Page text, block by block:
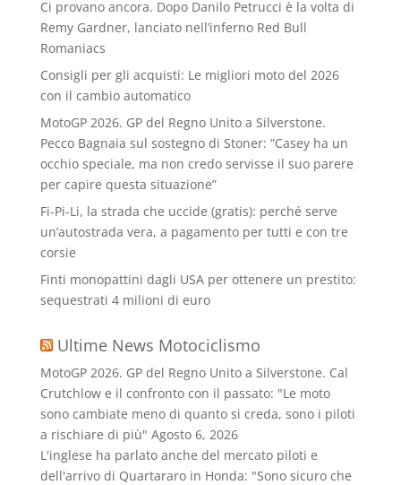
Ci provano ancora. Dopo Danilo Petrucci è la volta di
Remy Gardner, lanciato nell’inferno Red Bull
Romaniacs
Consigli per gli acquisti: Le migliori moto del 2026
con il cambio automatico
MotoGP 2026. GP del Regno Unito a Silverstone.
Pecco Bagnaia sul sostegno di Stoner: “Casey ha un
occhio speciale, ma non credo servisse il suo parere
per capire questa situazione”
Fi-Pi-Li, la strada che uccide (gratis): perché serve
un’autostrada vera, a pagamento per tutti e con tre
corsie
Finti monopattini dagli USA per ottenere un prestito:
sequestrati 4 milioni di euro
Ultime News Motociclismo
MotoGP 2026. GP del Regno Unito a Silverstone. Cal
Crutchlow e il confronto con il passato: "Le moto
sono cambiate meno di quanto si creda, sono i piloti
a rischiare di più" Agosto 6, 2026
L'inglese ha parlato anche del mercato piloti e
dell'arrivo di Quartararo in Honda: "Sono sicuro che